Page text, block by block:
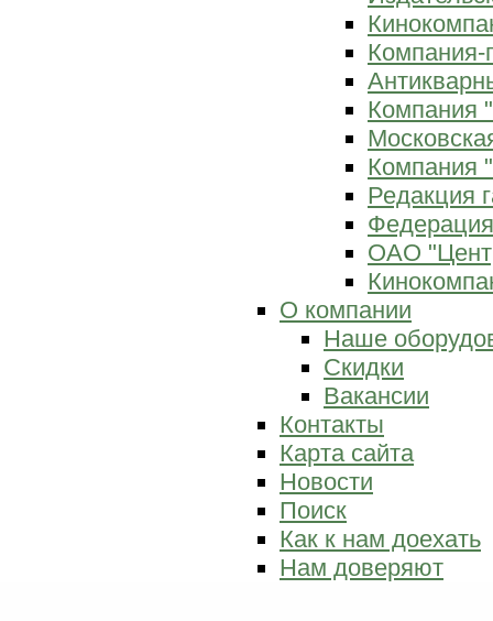
Компания-
Компания
Компания
Редакция
ОАО
О компании
Наше
Скидки
Вакансии
Контакты
Карта сайта
Новости
Поиск
Как к нам доехать
Нам доверяют